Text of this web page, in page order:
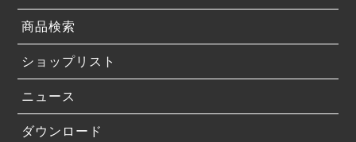
商品検索
ショップリスト
ニュース
ダウンロード